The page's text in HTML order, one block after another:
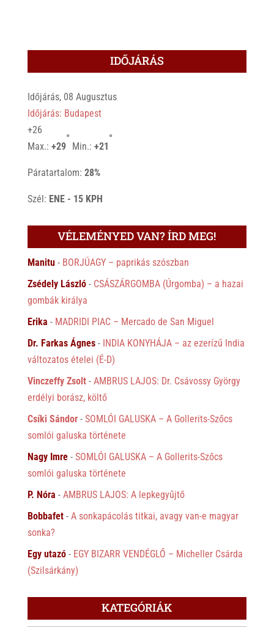
IDŐJÁRÁS
Időjárás, 08 Augusztus
Időjárás: Budapest
+26
Max.: +29
°
Min.: +21
°
Páratartalom: 28%
Szél: ENE - 15 KPH
VÉLEMÉNYED VAN? ÍRD MEG!
Manitu- BORJÚAGY – paprikás szószban
Zsédely László- CSÁSZÁRGOMBA (Úrgomba) – a hazai
gombák királya
Erika - MADRIDI PIAC – Mercado de San Miguel
Dr. Farkas Ágnes- INDIA KONYHÁJA – az ezerízű India
változatos ételei (É-D)
Vinczeffy Zsolt- AMBRUS LAJOS: Dr. Csávossy György
erdélyi borász, költő
Csíki Sándor- SOMLÓI GALUSKA – A Gollerits-Szőcs
somlói galuska története
Nagy Imre- SOMLÓI GALUSKA – A Gollerits-Szőcs
somlói galuska története
P. Nóra - AMBRUS LAJOS: A lepkegyűjtő
Bobbafet- A sonkapácolás titkai, avagy van-e magyar
sonka?
Egy utazó- EGY BIZARR VENDÉGLŐ – Micheller Csárda
(Szilsárkány)
KATEGÓRIÁK